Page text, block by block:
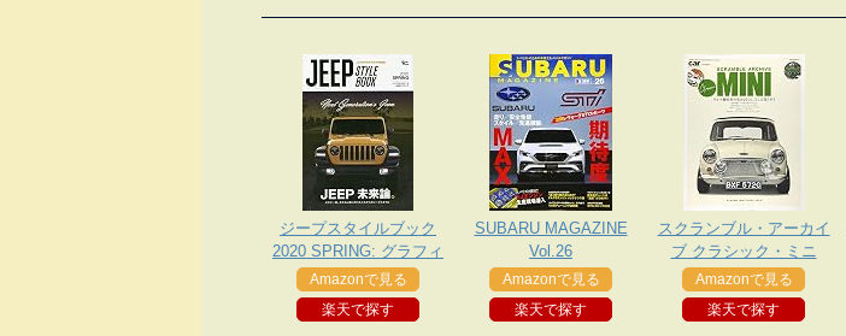
ジープスタイルブック
2020 SPRING: グラフィ
スムック
Amazonで見る
楽天で探す
SUBARU MAGAZINE
Vol.26
Amazonで見る
楽天で探す
スクランブル・アーカイ
ブ クラシック・ミニ
Amazonで見る
楽天で探す